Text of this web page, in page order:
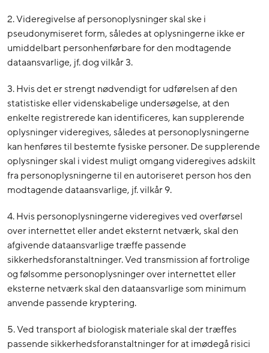
2. Videregivelse af personoplysninger skal ske i
pseudonymiseret form, således at oplysningerne ikke er
umiddelbart personhenførbare for den modtagende
dataansvarlige, jf. dog vilkår 3.
3. Hvis det er strengt nødvendigt for udførelsen af den
statistiske eller videnskabelige undersøgelse, at den
enkelte registrerede kan identificeres, kan supplerende
oplysninger videregives, således at personoplysningerne
kan henføres til bestemte fysiske personer. De supplerende
oplysninger skal i videst muligt omgang videregives adskilt
fra personoplysningerne til en autoriseret person hos den
modtagende dataansvarlige, jf. vilkår 9.
4. Hvis personoplysningerne videregives ved overførsel
over internettet eller andet eksternt netværk, skal den
afgivende dataansvarlige træffe passende
sikkerhedsforanstaltninger. Ved transmission af fortrolige
og følsomme personoplysninger over internettet eller
eksterne netværk skal den dataansvarlige som minimum
anvende passende kryptering.
5. Ved transport af biologisk materiale skal der træffes
passende sikkerhedsforanstaltninger for at imødegå risici